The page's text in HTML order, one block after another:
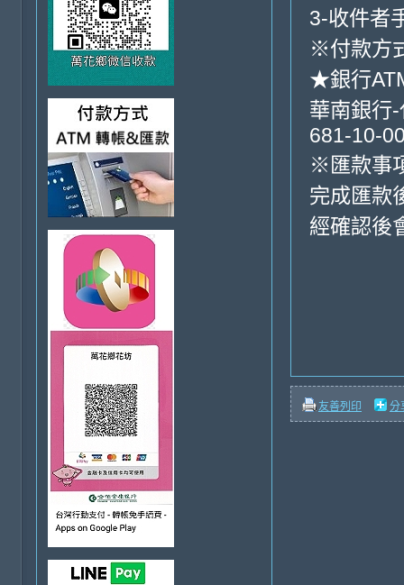
3-收件者
※付款方
★銀行
華南銀行
681-10-
※匯款事
完成匯款
經確認後
友善列印 分